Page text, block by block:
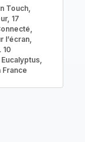
Touch,
17
l’écran,
10
France